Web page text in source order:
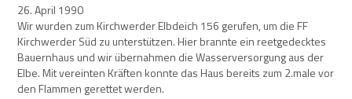
26. April 1990
Wir wurden zum Kirchwerder Elbdeich 156 gerufen, um die FF
Kirchwerder Süd zu unterstützen. Hier brannte ein reetgedecktes
Bauernhaus und wir übernahmen die Wasserversorgung aus der
Elbe. Mit vereinten Kräften konnte das Haus bereits zum 2.male vor
den Flammen gerettet werden.